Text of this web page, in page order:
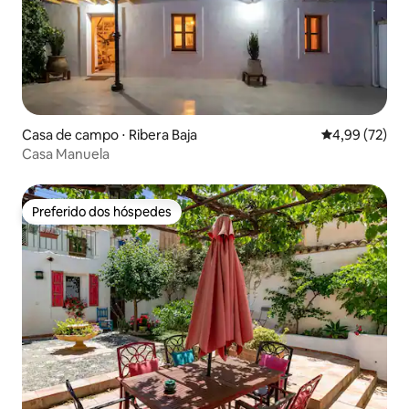
Casa de campo ⋅ Ribera Baja 4,99 de uma
4,99 (72)
Casa Manuela
Preferido dos hóspedes
Preferido dos hóspedes